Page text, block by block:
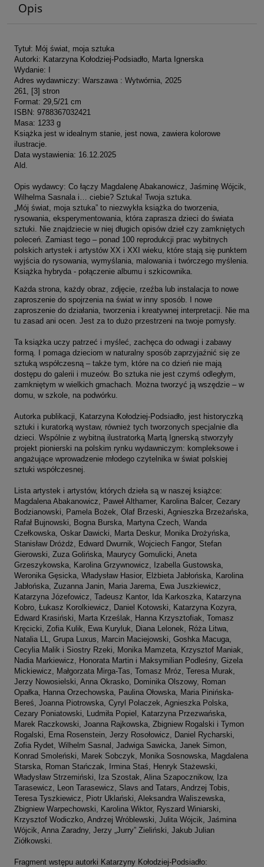
Opis
Tytuł: Mój świat, moja sztuka
Autorki: Katarzyna Kołodziej-Podsiadło, Marta Ignerska
Wydanie: I
Adres wydawniczy: Warszawa : Wytwórnia, 2025
261, [3] stron
Format: 29,5/21 cm
ISBN: 9788367032421
Masa: 1233 g
Książka jest w idealnym stanie, jest nowa, zawiera kolorowe
ilustracje.
Data wystawienia: 16.12.2025
Ald.
Opis wydawcy: Co łączy Magdalenę Abakanowicz, Jaśminę Wójcik,
Wilhelma Sasnala i… ciebie? Sztuka! Twoja sztuka.
„Mój świat, moja sztuka” to niezwykła książka do tworzenia,
rysowania, eksperymentowania, która zaprasza dzieci do świata
sztuki. Nie znajdziecie w niej długich opisów dzieł czy zamkniętych
poleceń. Zamiast tego – ponad 100 reprodukcji prac wybitnych
polskich artystek i artystów XX i XXI wieku, które stają się punktem
wyjścia do rysowania, wymyślania, malowania i twórczego myślenia.
Książka hybryda - połączenie albumu i szkicownika.
Każda strona, każdy obraz, zdjęcie, rzeźba lub instalacja to nowe
zaproszenie do spojrzenia na świat w inny sposób. I nowe
zaproszenie do działania, tworzenia i kreatywnej interpretacji. Nie ma
tu zasad ani ocen. Jest za to dużo przestrzeni na twoje pomysły.
Ta książka uczy patrzeć i myśleć, zachęca do odwagi i zabawy
formą. I pomaga dzieciom w naturalny sposób zaprzyjaźnić się ze
sztuką współczesną – także tym, które na co dzień nie mają
dostępu do galerii i muzeów. Bo sztuka nie jest czymś odległym,
zamkniętym w wielkich gmachach. Można tworzyć ją wszędzie – w
domu, w szkole, na podwórku.
Autorka publikacji, Katarzyna Kołodziej-Podsiadło, jest historyczką
sztuki i kuratorką wystaw, również tych tworzonych specjalnie dla
dzieci. Wspólnie z wybitną ilustratorką Martą Ignerską stworzyły
projekt pionierski na polskim rynku wydawniczym: kompleksowe i
angażujące wprowadzenie młodego czytelnika w świat polskiej
sztuki współczesnej.
Lista artystek i artystów, których dzieła są w naszej książce:
Magdalena Abakanowicz, Paweł Althamer, Karolina Balcer, Cezary
Bodzianowski, Pamela Bożek, Olaf Brzeski, Agnieszka Brzeżańska,
Rafał Bujnowski, Bogna Burska, Martyna Czech, Wanda
Czełkowska, Oskar Dawicki, Marta Deskur, Monika Drożyńska,
Stanisław Dróżdż, Edward Dwurnik, Wojciech Fangor, Stefan
Gierowski, Zuza Golińska, Maurycy Gomulicki, Aneta
Grzeszykowska, Karolina Grzywnowicz, Izabella Gustowska,
Weronika Gęsicka, Władysław Hasior, Elżbieta Jabłońska, Karolina
Jabłońska, Zuzanna Janin, Maria Jarema, Ewa Juszkiewicz,
Katarzyna Józefowicz, Tadeusz Kantor, Ida Karkoszka, Katarzyna
Kobro, Łukasz Korolkiewicz, Daniel Kotowski, Katarzyna Kozyra,
Edward Krasiński, Marta Krześlak, Hanna Krzysztofiak, Tomasz
Kręcicki, Zofia Kulik, Ewa Kuryluk, Diana Lelonek, Róża Litwa,
Natalia LL, Grupa Luxus, Marcin Maciejowski, Goshka Macuga,
Cecylia Malik i Siostry Rzeki, Monika Mamzeta, Krzysztof Maniak,
Nadia Markiewicz, Honorata Martin i Maksymilian Podleśny, Gizela
Mickiewicz, Małgorzata Mirga-Tas, Tomasz Mróz, Teresa Murak,
Jerzy Nowosielski, Anna Okrasko, Dominika Olszowy, Roman
Opałka, Hanna Orzechowska, Paulina Ołowska, Maria Pinińska-
Bereś, Joanna Piotrowska, Cyryl Polaczek, Agnieszka Polska,
Cezary Poniatowski, Ludmiła Popiel, Katarzyna Przezwańska,
Marek Raczkowski, Joanna Rajkowska, Zbigniew Rogalski i Tymon
Rogalski, Erna Rosenstein, Jerzy Rosołowicz, Daniel Rycharski,
Zofia Rydet, Wilhelm Sasnal, Jadwiga Sawicka, Janek Simon,
Konrad Smoleński, Marek Sobczyk, Monika Sosnowska, Magdalena
Starska, Roman Stańczak, Irmina Staś, Henryk Stażewski,
Władysław Strzemiński, Iza Szostak, Alina Szapocznikow, Iza
Tarasewicz, Leon Tarasewicz, Slavs and Tatars, Andrzej Tobis,
Teresa Tyszkiewicz, Piotr Uklański, Aleksandra Waliszewska,
Zbigniew Warpechowski, Karolina Wiktor, Ryszard Winiarski,
Krzysztof Wodiczko, Andrzej Wróblewski, Julita Wójcik, Jaśmina
Wójcik, Anna Zaradny, Jerzy „Jurry” Zieliński, Jakub Julian
Ziółkowski.
Fragment wstępu autorki Katarzyny Kołodziej-Podsiadło: